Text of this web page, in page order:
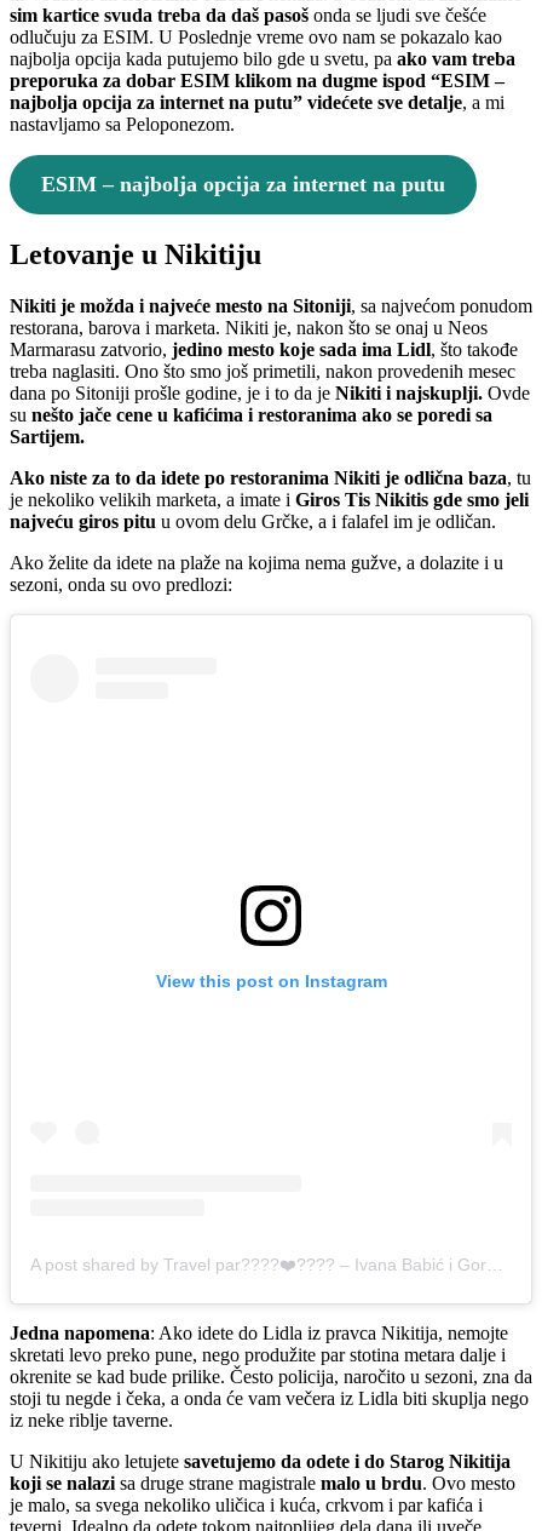
sim kartice svuda treba da daš pasoš onda se ljudi sve češće
odlučuju za ESIM. U Poslednje vreme ovo nam se pokazalo kao
najbolja opcija kada putujemo bilo gde u svetu, pa ako vam treba
preporuka za dobar ESIM klikom na dugme ispod “ESIM –
najbolja opcija za internet na putu” videćete sve detalje, a mi
nastavljamo sa Peloponezom.
ESIM – najbolja opcija za internet na putu
Letovanje u Nikitiju
Nikiti je možda i najveće mesto na Sitoniji, sa najvećom ponudom
restorana, barova i marketa. Nikiti je, nakon što se onaj u Neos
Marmarasu zatvorio, jedino mesto koje sada ima Lidl, što takođe
treba naglasiti. Ono što smo još primetili, nakon provedenih mesec
dana po Sitoniji prošle godine, je i to da je Nikiti i najskuplji. Ovde
su nešto jače cene u kafićima i restoranima ako se poredi sa
Sartijem.
Ako niste za to da idete po restoranima Nikiti je odlična baza, tu
je nekoliko velikih marketa, a imate i Giros Tis Nikitis gde smo jeli
najveću giros pitu u ovom delu Grčke, a i falafel im je odličan.
Ako želite da idete na plaže na kojima nema gužve, a dolazite i u
sezoni, onda su ovo predlozi:
View this post on Instagram
A post shared by Travel par????‍❤️‍???? – Ivana Babić i Goran Babić – Rančevi (@dva_ranca_beg_iz_kanca)
Jedna napomena: Ako idete do Lidla iz pravca Nikitija, nemojte
skretati levo preko pune, nego produžite par stotina metara dalje i
okrenite se kad bude prilike. Često policija, naročito u sezoni, zna da
stoji tu negde i čeka, a onda će vam večera iz Lidla biti skuplja nego
iz neke riblje taverne.
U Nikitiju ako letujete savetujemo da odete i do Starog Nikitija
koji se nalazi sa druge strane magistrale malo u brdu. Ovo mesto
je malo, sa svega nekoliko uličica i kuća, crkvom i par kafića i